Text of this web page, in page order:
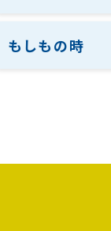
もしもの時